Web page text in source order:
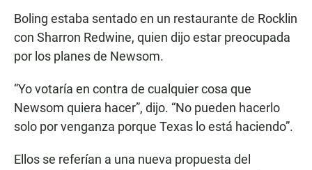
Boling estaba sentado en un restaurante de Rocklin
con Sharron Redwine, quien dijo estar preocupada
por los planes de Newsom.
“Yo votaría en contra de cualquier cosa que
Newsom quiera hacer”, dijo. “No pueden hacerlo
solo por venganza porque Texas lo está haciendo”.
Ellos se referían a una nueva propuesta del